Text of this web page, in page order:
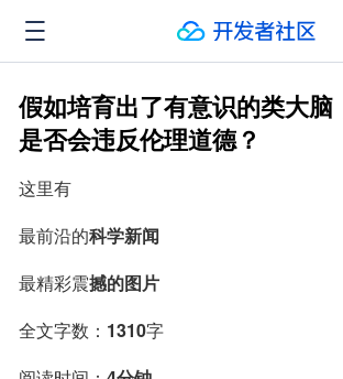
假如培育出了有意识的类大脑
是否会违反伦理道德？
这里有
最前沿的科学新闻
最精彩震撼的图片
全文字数： 1310字